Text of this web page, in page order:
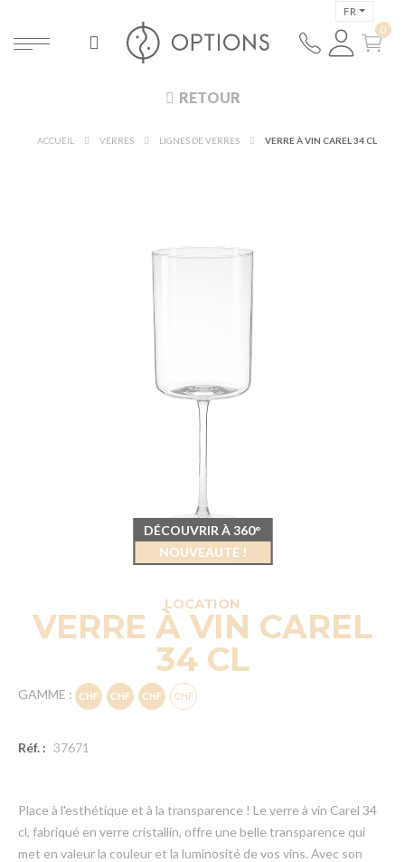
FR
RETOUR
ACCUEIL VERRES LIGNES DE VERRES VERRE À VIN CAREL 34 CL
LOCATION
VERRE À VIN CAREL
34 CL
GAMME :
Réf. : 37671
Place à l'esthétique et à la transparence ! Le verre à vin Carel 34
cl, fabriqué en verre cristallin, offre une belle transparence qui
met en valeur la couleur et la luminosité de vos vins. Avec son
DÉCOUVRIR À 360°
NOUVEAUTÉ !